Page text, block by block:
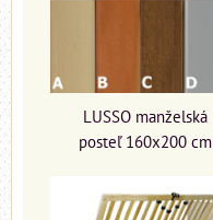
LUSSO manželská
posteľ 160x200 cm